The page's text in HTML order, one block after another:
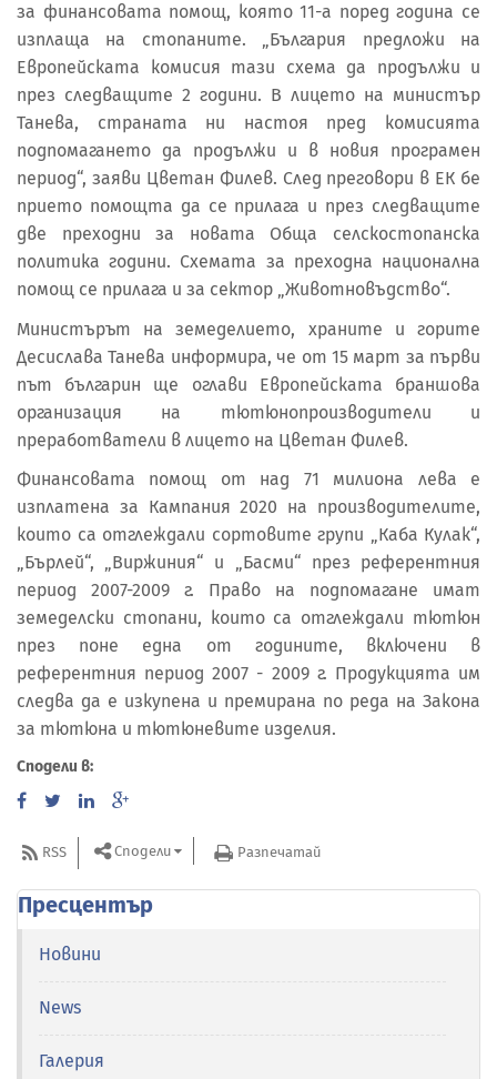
за финансовата помощ, която 11-а поред година се
изплаща на стопаните. „България предложи на
Европейската комисия тази схема да продължи и
през следващите 2 години. В лицето на министър
Танева, страната ни настоя пред комисията
подпомагането да продължи и в новия програмен
период“, заяви Цветан Филев. След преговори в ЕК бе
прието помощта да се прилага и през следващите
две преходни за новата Обща селскостопанска
политика години. Схемата за преходна национална
помощ се прилага и за сектор „Животновъдство“.
Министърът на земеделието, храните и горите
Десислава Танева информира, че от 15 март за първи
път българин ще оглави Европейската браншова
организация на тютюнопроизводители и
преработватели в лицето на Цветан Филев.
Финансовата помощ от над 71 милиона лева е
изплатена за Кампания 2020 на производителите,
които са отглеждали сортовите групи „Каба Кулак“,
„Бърлей“, „Виржиния“ и „Басми“ през референтния
период 2007-2009 г. Право на подпомагане имат
земеделски стопани, които са отглеждали тютюн
през поне една от годините, включени в
референтния период 2007 - 2009 г. Продукцията им
следва да е изкупена и премирана по реда на Закона
за тютюна и тютюневите изделия.
Сподели в:
RSS Сподели Разпечатай
Пресцентър
Новини
News
Галерия